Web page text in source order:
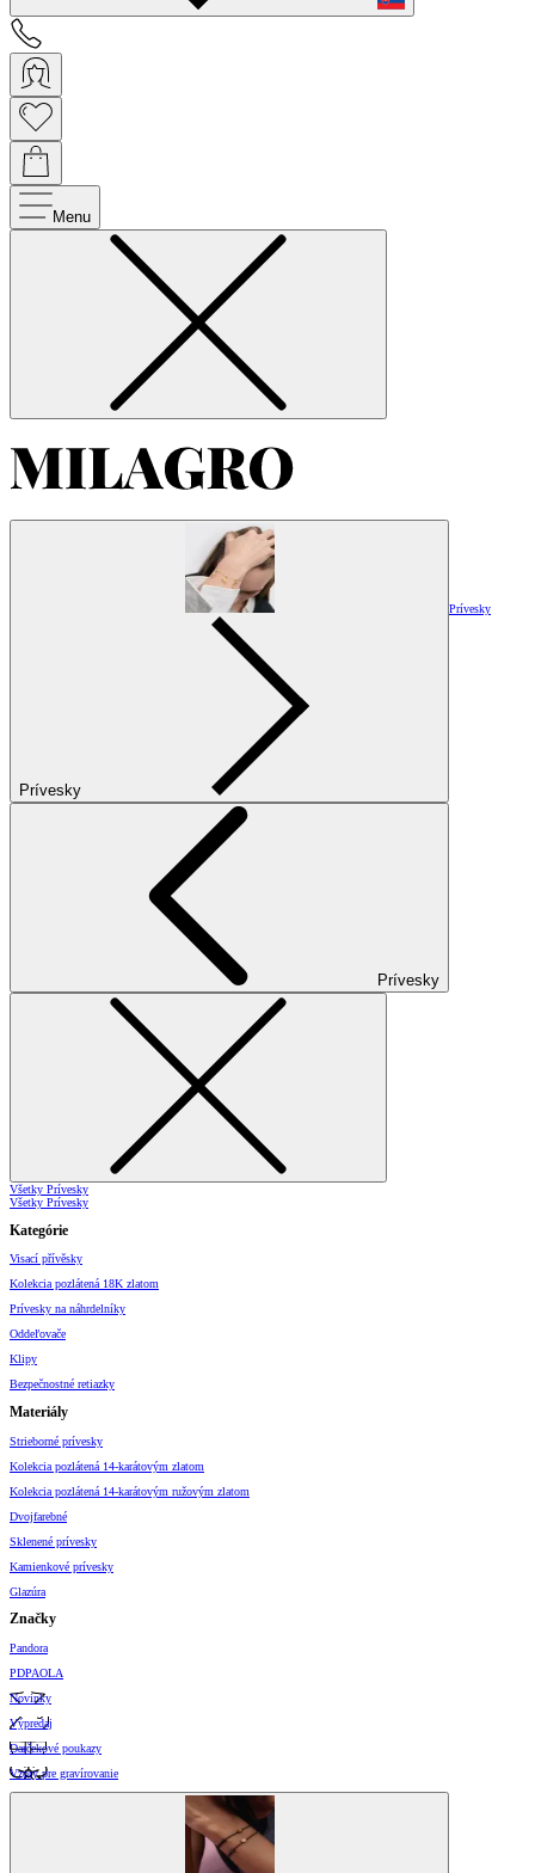
Menu
Prívesky
Prívesky
Prívesky
Všetky Prívesky
Všetky Prívesky
Kategórie
Visací přívěsky
Kolekcia pozlátená 18K zlatom
Prívesky na náhrdelníky
Oddeľovače
Klipy
Bezpečnostné retiazky
Materiály
Strieborné prívesky
Kolekcia pozlátená 14-karátovým zlatom
Kolekcia pozlátená 14-karátovým ružovým zlatom
Dvojfarebné
Sklenené prívesky
Kamienkové prívesky
Glazúra
Značky
Pandora
PDPAOLA
Novinky
Výpredaj
Darčekové poukazy
Vzory pre gravírovanie